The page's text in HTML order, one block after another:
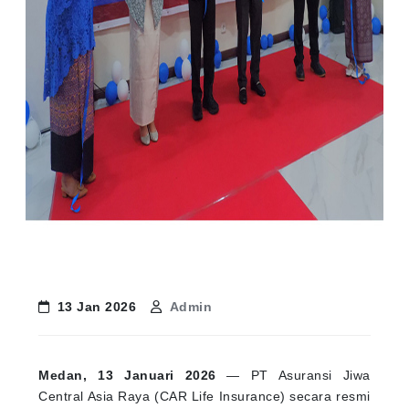
13 Jan 2026 Admin
Medan, 13 Januari 2026 — PT Asuransi Jiwa
Central Asia Raya (CAR Life Insurance) secara resmi